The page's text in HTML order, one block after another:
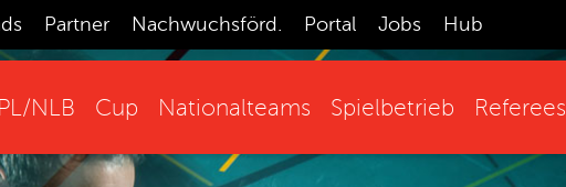
Partner Nachwuchsförd. Portal Jobs Hub
NLB Cup Nationalteams Spielbetrieb Referees